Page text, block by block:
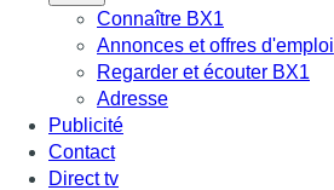
Connaître BX1
Annonces et offres d'emploi
Regarder et écouter BX1
Adresse
Publicité
Contact
Direct tv